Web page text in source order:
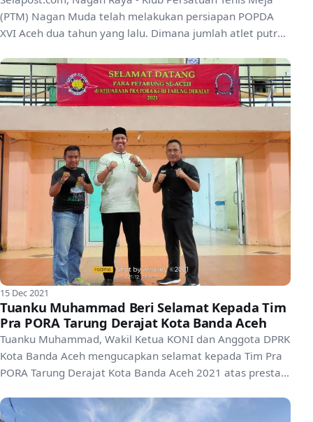
(PTM) Nagan Muda telah melakukan persiapan POPDA
XVI Aceh dua tahun yang lalu. Dimana jumlah atlet putra
15 Dec 2021
Tuanku Muhammad Beri Selamat Kepada Tim
Pra PORA Tarung Derajat Kota Banda Aceh
Tuanku Muhammad, Wakil Ketua KONI dan Anggota DPRK
Kota Banda Aceh mengucapkan selamat kepada Tim Pra
PORA Tarung Derajat Kota Banda Aceh 2021 atas prestasi